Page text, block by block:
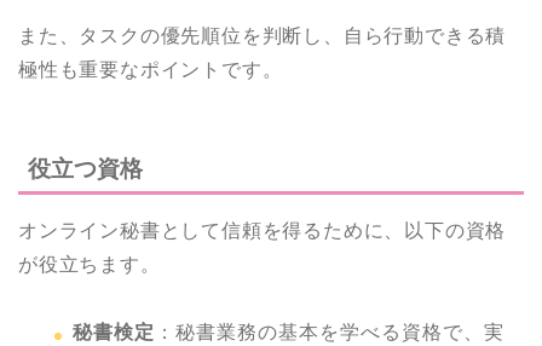
また、タスクの優先順位を判断し、自ら行動できる積
極性も重要なポイントです。
役立つ資格
オンライン秘書として信頼を得るために、以下の資格
が役立ちます。
秘書検定 ：秘書業務の基本を学べる資格で、実